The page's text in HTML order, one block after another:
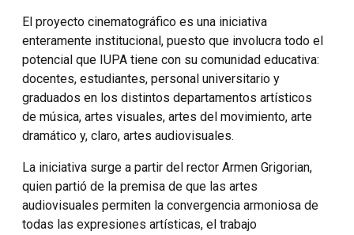
El proyecto cinematográfico es una iniciativa
enteramente institucional, puesto que involucra todo el
potencial que IUPA tiene con su comunidad educativa:
docentes, estudiantes, personal universitario y
graduados en los distintos departamentos artísticos
de música, artes visuales, artes del movimiento, arte
dramático y, claro, artes audiovisuales.
La iniciativa surge a partir del rector Armen Grigorian,
quien partió de la premisa de que las artes
audiovisuales permiten la convergencia armoniosa de
todas las expresiones artísticas, el trabajo